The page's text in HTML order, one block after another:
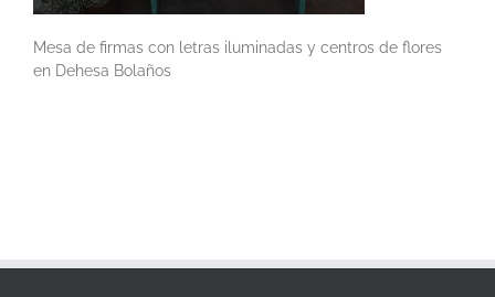
Mesa de firmas con letras iluminadas y centros de flores
en Dehesa Bolaños